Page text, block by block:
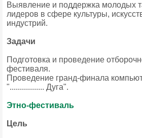
Выявление и поддержка молодых
лидеров в сфере культуры,
индустрий.
Задачи
Подготовка и проведение
фестиваля.
Проведение гранд-финала
"................. Дуга".
Этно-фестиваль
Цель